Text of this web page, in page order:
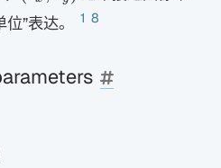
”表达。 1 8